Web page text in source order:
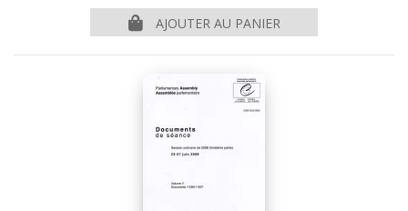
AJOUTER AU PANIER